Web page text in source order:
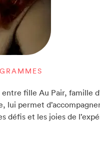
fille Au Pair, famille
lui permet
défis et les joies de